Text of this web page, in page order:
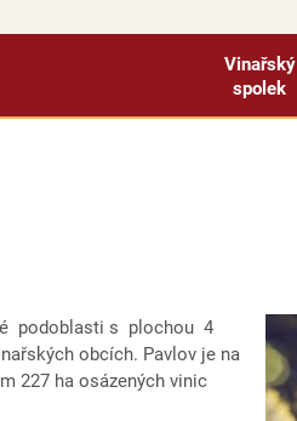
Vinařský
spolek
podoblasti s plochou 4
obcích. Pavlov je na
227 ha osázených vinic